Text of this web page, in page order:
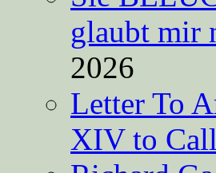
glaubt mir
2026
Letter To
XIV to Call